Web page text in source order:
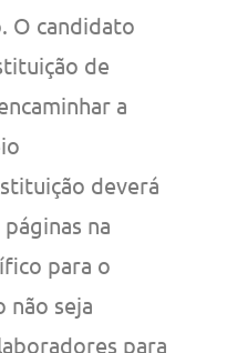
O candidato
de
a
deverá
na
para o
não seja
para